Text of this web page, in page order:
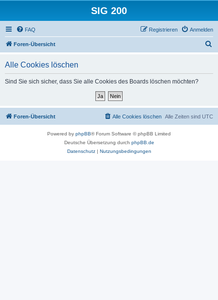
SIG 200
FAQ Anmelden
Registrieren
Foren-Übersicht
Alle Cookies löschen
Sind Sie sich sicher, dass Sie alle Cookies des Boards löschen möchten?
Foren-Übersicht Alle Zeiten sind UTC
Alle Cookies löschen
Powered by phpBB® Forum Software © phpBB Limited
Deutsche Übersetzung durch phpBB.de
Datenschutz| Nutzungsbedingungen